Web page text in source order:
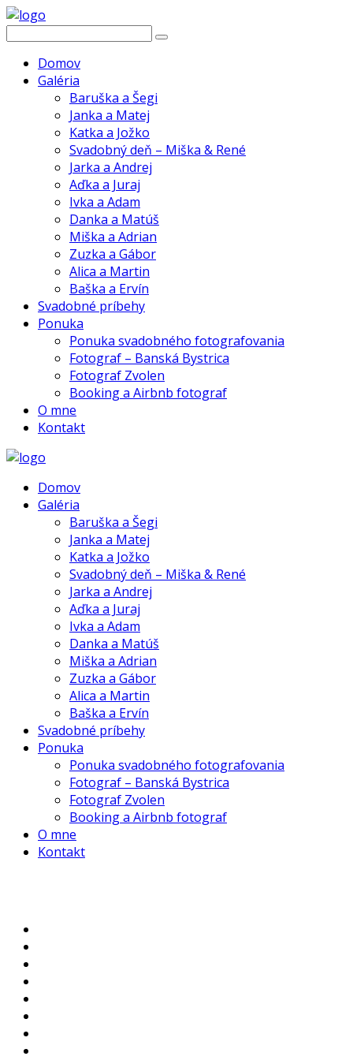
Domov
Galéria
Baruška a Šegi
Janka a Matej
Katka a Jožko
Svadobný deň – Miška & René
Jarka a Andrej
Aďka a Juraj
Ivka a Adam
Danka a Matúš
Miška a Adrian
Zuzka a Gábor
Alica a Martin
Baška a Ervín
Svadobné príbehy
Ponuka
Ponuka svadobného fotografovania
Fotograf – Banská Bystrica
Fotograf Zvolen
Booking a Airbnb fotograf
O mne
Kontakt
Domov
Galéria
Baruška a Šegi
Janka a Matej
Katka a Jožko
Svadobný deň – Miška & René
Jarka a Andrej
Aďka a Juraj
Ivka a Adam
Danka a Matúš
Miška a Adrian
Zuzka a Gábor
Alica a Martin
Baška a Ervín
Svadobné príbehy
Ponuka
Ponuka svadobného fotografovania
Fotograf – Banská Bystrica
Fotograf Zvolen
Booking a Airbnb fotograf
O mne
Kontakt